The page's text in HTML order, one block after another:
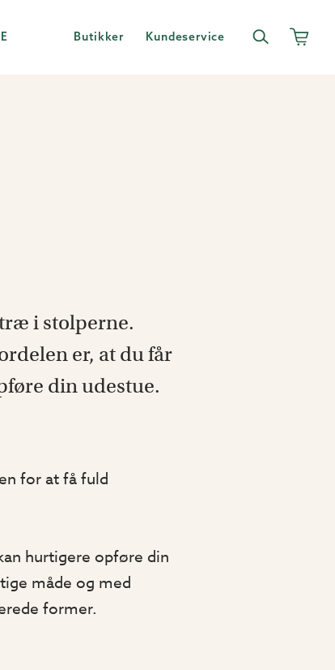
Butikker Kundeservice
i stolperne.
er, at du får
din udestue.
for at få fuld
hurtigere opføre din
måde og med
former.